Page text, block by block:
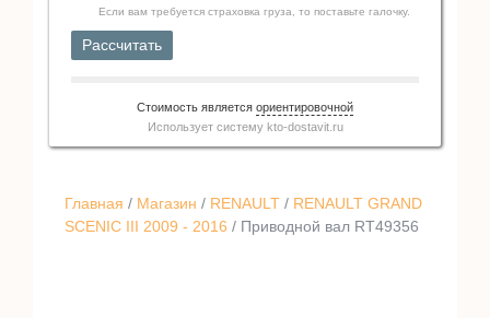
Главная / Магазин / RENAULT / RENAULT GRAND
SCENIC III 2009 - 2016 / Приводной вал RT49356
Если вам требуется страховка груза, то поставьте галочку.
Рассчитать
Стоимость является ориентировочной
Использует систему kto-dostavit.ru